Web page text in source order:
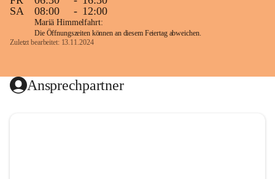
SA
08:00 - 12:00
Mariä Himmelfahrt:
Die Öffnungszeiten können an diesem Feiertag abweichen.
Zuletzt bearbeitet: 13.11.2024
Ansprechpartner